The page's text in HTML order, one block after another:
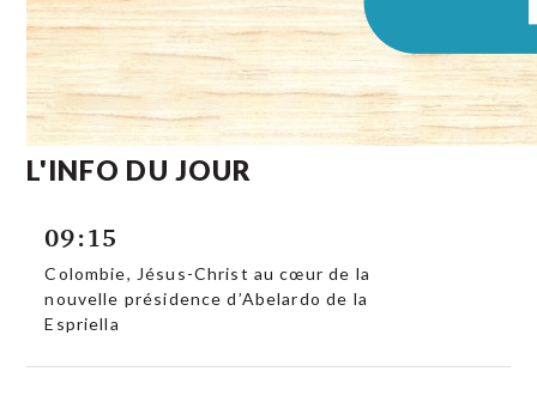
L'INFO DU JOUR
09:15
Colombie, Jésus-Christ au cœur de la
nouvelle présidence d’Abelardo de la
Espriella